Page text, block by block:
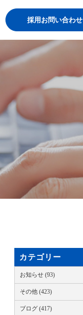
採用お問い合わせ
カテゴリー
お知らせ (93)
その他 (423)
ブログ (417)